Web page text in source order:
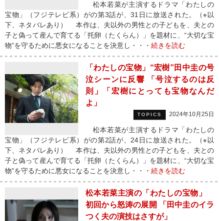
松本若菜が主演するドラマ「わたしの
宝物」（フジテレビ系）がの第3話が、31日に放送された。（※以
下、ネタバレあり） 本作は、夫以外の男性との子どもを、夫との
子と偽って産んで育てる「托卵（たくらん）」を題材に、“大切な宝
物”を守るために悪女になることを決意し・・・ 続きを読む
「わたしの宝物」“宏樹”田中圭の号
泣シーンに反響 「号泣するのは反
則」「宏樹にとっても宝物なんだ
よ」
TOPICS 2024年10月25日
松本若菜が主演するドラマ「わたしの
宝物」（フジテレビ系）がの第2話が、24日に放送された。（※以
下、ネタバレあり） 本作は、夫以外の男性との子どもを、夫との
子と偽って産んで育てる「托卵（たくらん）」を題材に、“大切な宝
物”を守るために悪女になることを決意し・・・ 続きを読む
松本若菜主演の「わたしの宝物」
初回から怒涛の展開 「田中圭のイラ
つく夫の演技はさすが」